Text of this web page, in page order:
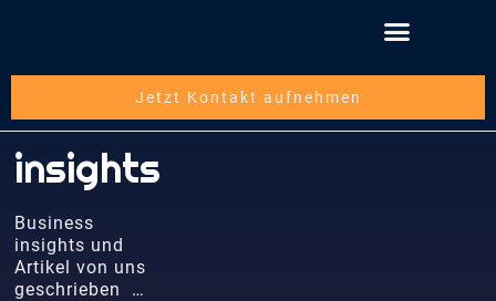
Jetzt Kontakt aufnehmen
insights
Business
insights und
Artikel von uns
geschrieben …